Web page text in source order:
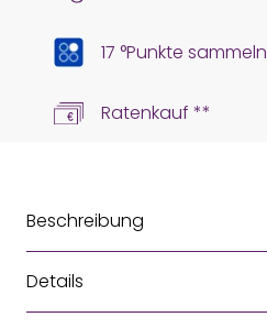
17 °Punkte sammeln
Ratenkauf **
Beschreibung
Details